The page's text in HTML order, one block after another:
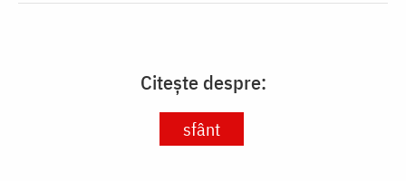
Citește despre:
sfânt